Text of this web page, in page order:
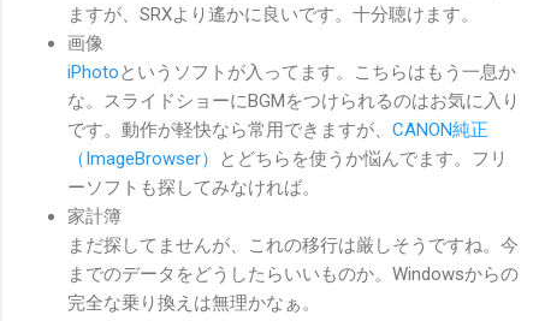
ますが、SRXより遙かに良いです。十分聴けます。
画像
iPhotoというソフトが入ってます。こちらはもう一息か
な。スライドショーにBGMをつけられるのはお気に入り
です。動作が軽快なら常用できますが、 CANON純正
（ImageBrowser）
とどちらを使うか悩んでます。フリ
ーソフトも探してみなければ。
家計簿
まだ探してませんが、これの移行は厳しそうですね。今
までのデータをどうしたらいいものか。Windowsからの
完全な乗り換えは無理かなぁ。